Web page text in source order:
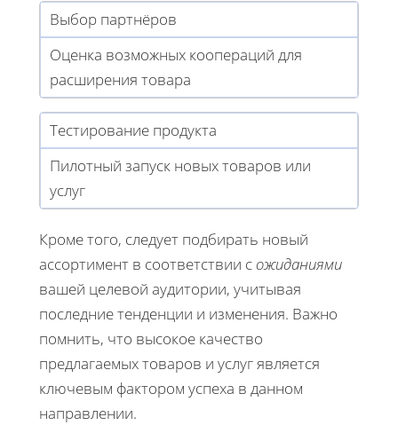
Выбор партнёров
Оценка возможных коопераций для
расширения товара
Тестирование продукта
Пилотный запуск новых товаров или
услуг
Кроме того, следует подбирать новый
ассортимент в соответствии сожиданиями
вашей целевой аудитории, учитывая
последние тенденции и изменения. Важно
помнить, что высокое качество
предлагаемых товаров и услуг является
ключевым фактором успеха в данном
направлении.